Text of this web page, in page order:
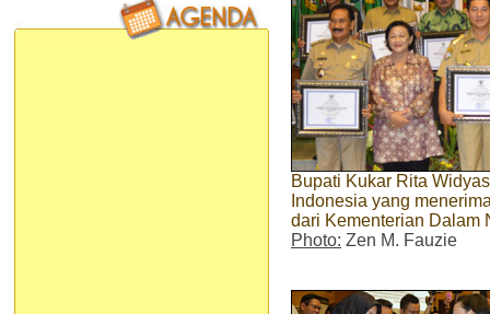
Bupati Kukar Rita
Indonesia yang
dari Kementerian Dalam
Photo: Zen M. Fauzie